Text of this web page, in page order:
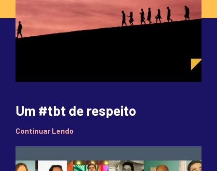
Um #tbt de respeito
Continuar Lendo